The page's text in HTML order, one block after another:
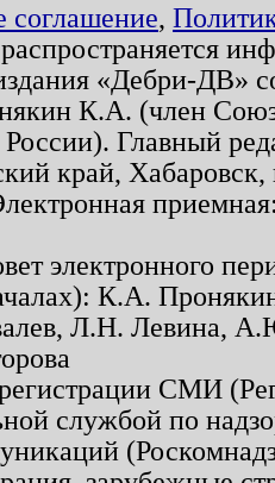
соглашение,
«Дебри-ДВ»
К.А. (член
России). Главный
край,
электронного
К.А.
Л.Н. Левина,
регистрации СМИ
службой по